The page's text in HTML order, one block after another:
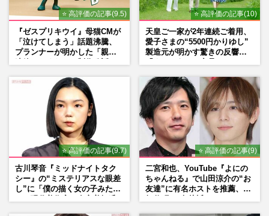
⭐ 高評価の記事(9.5)
『ゼスプリキウイ』母猫CMが
「泣けてしまう」話題沸騰、
プランナーが明かした「親に
⭐ 高評価の記事(10)
天皇ご一家が2年連続ご着用、
愛子さまの“5500円かりゆし”
製造元が明かす驚きの反響
⭐ 高評価の記事(9.7)
古川琴音『ミッドナイトタク
シー』の“ミステリアスな眼差
し”に「僕の描く女の子みた
⭐ 高評価の記事(9)
二宮和也、YouTube『よにの
ちゃんねる』で山田涼介の“お
友達”に有名ホストを推薦、歌